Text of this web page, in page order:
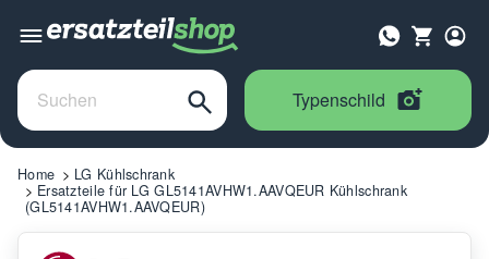
Typenschild
Home
LG Kühlschrank
Ersatzteile für LG GL5141AVHW1.AAVQEUR Kühlschrank
(GL5141AVHW1.AAVQEUR)